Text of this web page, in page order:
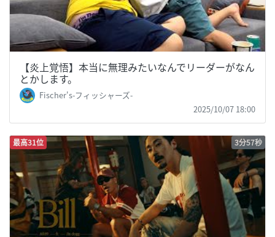
【炎上覚悟】本当に無理みたいなんでリーダーがなん
とかします。
Fischer's-フィッシャーズ-
2025/10/07 18:00
最高31位 3分57秒